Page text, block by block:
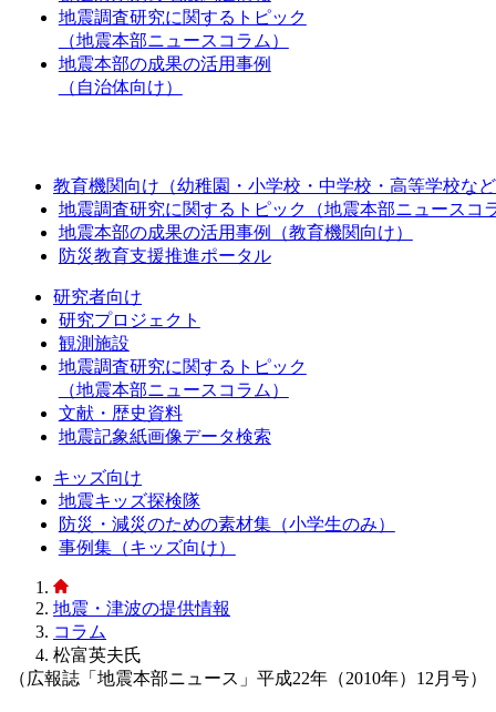
地震調査研究に関するトピック
（地震本部ニュースコラム）
地震本部の成果の活用事例
（自治体向け）
教育機関向け（幼稚園・小学校・中学校・高等学校な
地震調査研究に関するトピック（地震本部ニュースコ
地震本部の成果の活用事例（教育機関向け）
防災教育支援推進ポータル
研究者向け
研究プロジェクト
観測施設
地震調査研究に関するトピック
（地震本部ニュースコラム）
文献・歴史資料
地震記象紙画像データ検索
キッズ向け
地震キッズ探検隊
防災・減災のための素材集（小学生のみ）
事例集（キッズ向け）
地震・津波の提供情報
コラム
松富英夫氏
（広報誌「地震本部ニュース」平成22年（2010年）12月号）